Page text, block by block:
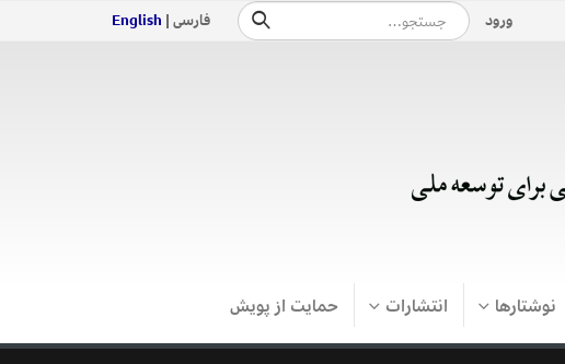
ورود فارسی | English
نوشتارها انتشارات حمایت از پویش